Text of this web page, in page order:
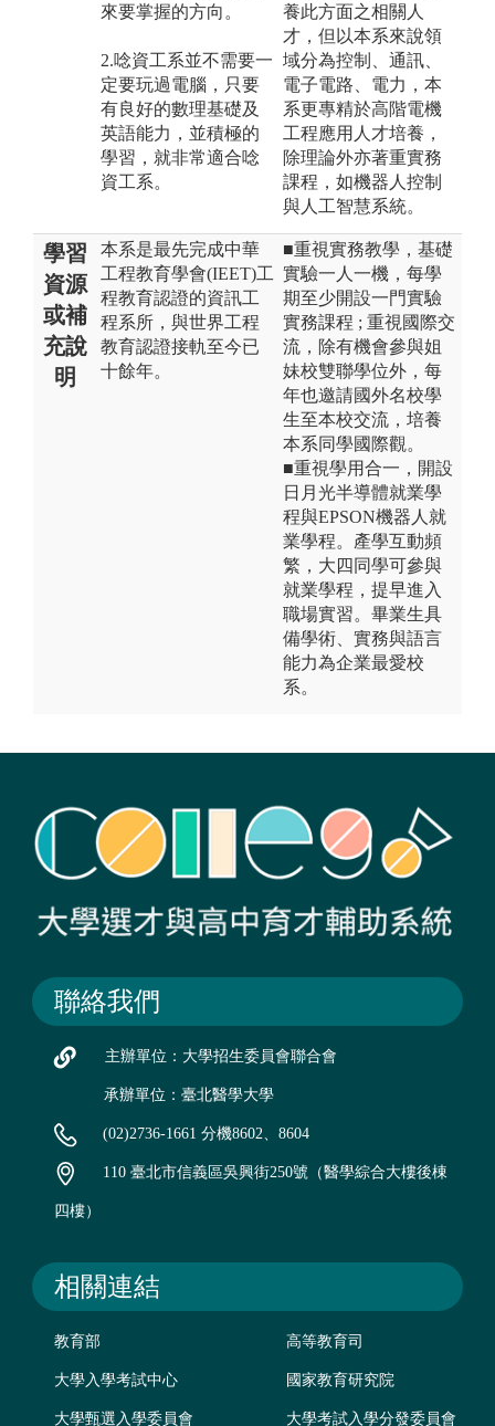
來要掌握的方向。
2.唸資工系並不需要一
定要玩過電腦，只要
有良好的數理基礎及
英語能力，並積極的
學習，就非常適合唸
資工系。
養此方面之相關人
才，但以本系來說領
域分為控制、通訊、
電子電路、電力，本
系更專精於高階電機
工程應用人才培養，
除理論外亦著重實務
課程，如機器人控制
與人工智慧系統。
學習
資源
或補
充說
明
本系是最先完成中華
工程教育學會(IEET)工
程教育認證的資訊工
程系所，與世界工程
教育認證接軌至今已
十餘年。
■重視實務教學，基礎
實驗一人一機，每學
期至少開設一門實驗
實務課程 ; 重視國際交
流，除有機會參與姐
妹校雙聯學位外，每
年也邀請國外名校學
生至本校交流，培養
本系同學國際觀。
■重視學用合一，開設
日月光半導體就業學
程與EPSON機器人就
業學程。產學互動頻
繁，大四同學可參與
就業學程，提早進入
職場實習。畢業生具
備學術、實務與語言
能力為企業最愛校
系。
聯絡我們
主辦單位：大學招生委員會聯合會
承辦單位：臺北醫學大學
(02)2736-1661 分機8602、8604
110 臺北市信義區吳興街250號（醫學綜合大樓後棟
四樓）
相關連結
教育部 高等教育司
大學入學考試中心 國家教育研究院
大學甄選入學委員會 大學考試入學分發委員會